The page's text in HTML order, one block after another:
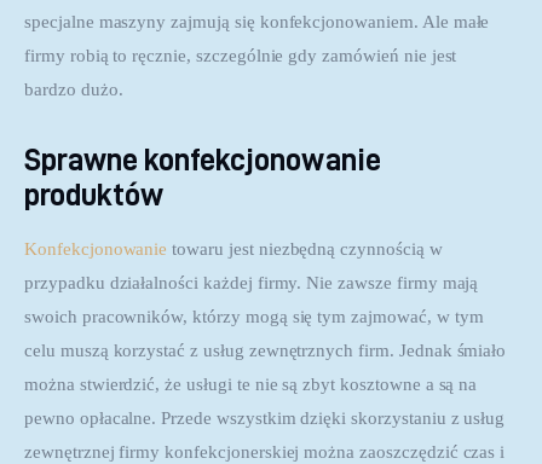
specjalne maszyny zajmują się konfekcjonowaniem. Ale małe
firmy robią to ręcznie, szczególnie gdy zamówień nie jest
bardzo dużo.
Sprawne konfekcjonowanie
produktów
Konfekcjonowanie towaru jest niezbędną czynnością w
przypadku działalności każdej firmy. Nie zawsze firmy mają
swoich pracowników, którzy mogą się tym zajmować, w tym
celu muszą korzystać z usług zewnętrznych firm. Jednak śmiało
można stwierdzić, że usługi te nie są zbyt kosztowne a są na
pewno opłacalne. Przede wszystkim dzięki skorzystaniu z usług
zewnętrznej firmy konfekcjonerskiej można zaoszczędzić czas i